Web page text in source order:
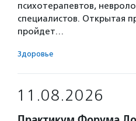
психотерапевтов,
специалистов. Открытая
пройдет…
Здоровье
11.08.2026